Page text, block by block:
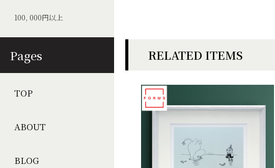
Pages
TOP
ABOUT
BLOG
100, 000円以上
RELATED ITEMS